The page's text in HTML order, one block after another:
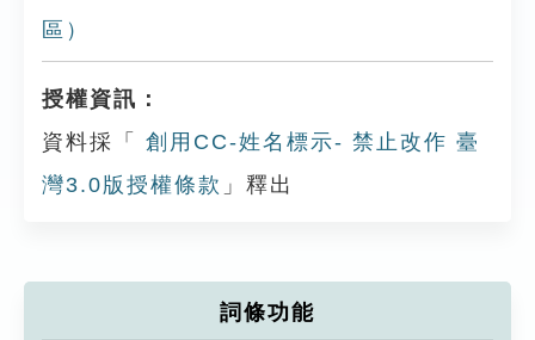
區）
授權資訊：
資料採「
創用CC-姓名標示- 禁止改作 臺
灣3.0版授權條款 」釋出
詞條功能